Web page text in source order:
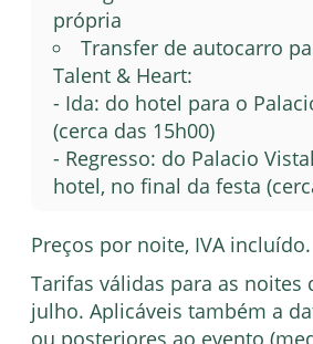
própria
Transfer de autocarro
Talent & Heart:
- Ida: do hotel para o
(cerca das 15h00)
- Regresso: do Palacio
hotel, no final da festa
Preços por noite, IVA incluído.
Tarifas válidas para as noites
julho. Aplicáveis também a